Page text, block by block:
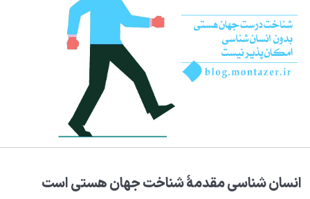
کودک عزیز روان
تفاوت فطرت و طبیعت، حاکمیت وجود انسان به‌دست کدام‌
یکی است؟
چگونه شناخت انسان ما را به شناخت خدا نزدیکتر میکند؟
شناخت درست جهان هستی بدون انسان شناسی امکان
پذیر نیست
چرا خداشناسی بدون شناخت انسان از خود امکان پذیر
نیست؟
انسان شناسی مقدمۀ شناخت جهان هستی است